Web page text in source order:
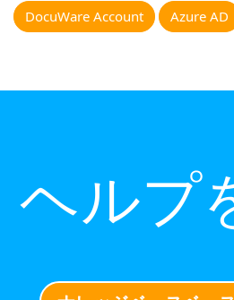
DocuWare Account Azure AD
ヘルプ